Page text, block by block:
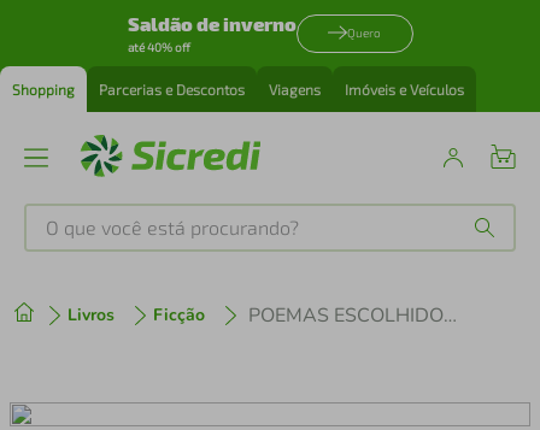
Saldão de inverno
até 40% off
Quero
Shopping Parcerias e Descontos Viagens Imóveis e Veículos
O que você está procurando?
Livros Ficção POEMAS ESCOLHIDOS DE GREGÓRIO DE MATOS
2º cafeteira